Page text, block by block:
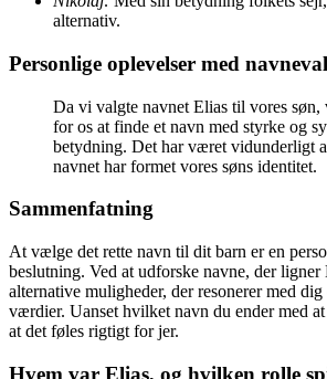
alternativ.
Personlige oplevelser med
Da vi valgte navnet Elias til vores søn,
for os at finde et navn med styrke og
betydning. Det har været vidunderligt
navnet har formet vores søns identitet.
Sammenfatning
At vælge det rette navn til dit barn er en
beslutning. Ved at udforske navne, der ligner
alternative muligheder, der resonerer med
værdier. Uanset hvilket navn du ender med
at det føles rigtigt for jer.
Hvem var Elias, og hvilken rolle